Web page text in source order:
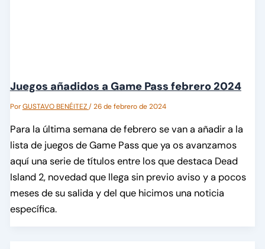
Juegos añadidos a Game Pass febrero 2024
PorGUSTAVO BENÉITEZ/26 de febrero de 2024
Para la última semana de febrero se van a añadir a la
lista de juegos de Game Pass que ya os avanzamos
aquí una serie de títulos entre los que destaca Dead
Island 2, novedad que llega sin previo aviso y a pocos
meses de su salida y del que hicimos una noticia
específica.